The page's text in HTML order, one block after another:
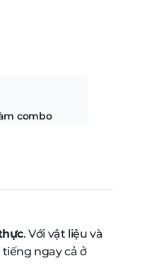
combo
. Với vật liệu và
ngay cả ở